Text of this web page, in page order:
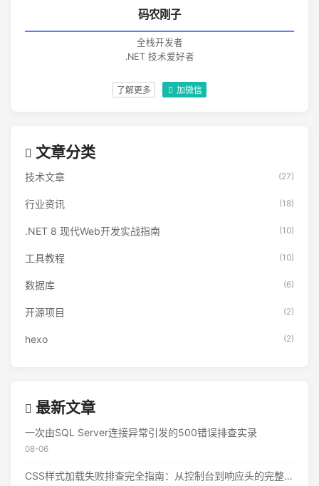
码农刚子
全栈开发者
.NET 技术爱好者
了解更多 加微信
文章分类
技术文章 (27)
行业资讯 (18)
.NET 8 现代Web开发实战指南 (10)
工具教程 (10)
数据库 (6)
开源项目 (2)
hexo (2)
最新文章
一次由SQL Server连接异常引发的500错误排查实录
08-06
CSS样式加载失败排查完全指南：从控制台到响应头的完整思路